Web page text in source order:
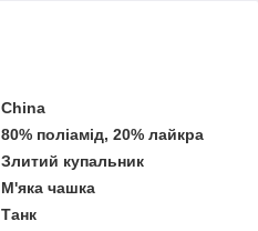
China
80% поліамід, 20% лайкра
Злитий купальник
М'яка чашка
Танк